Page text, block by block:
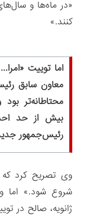
«در ماه‌ها و
کنند.»
اما توییت
محتاطانه‌تر
بیش از حد
رئیس‌جمهور
وی تصریح کرد که
ژانویه، صالح در